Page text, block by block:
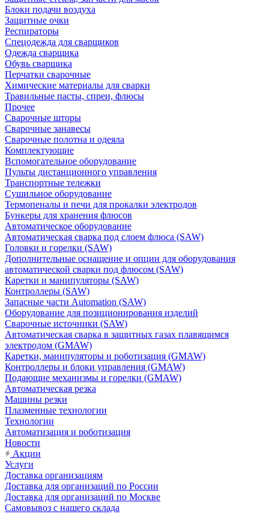
Блоки подачи воздуха
Защитные очки
Респираторы
Спецодежда для сварщиков
Одежда сварщика
Обувь сварщика
Перчатки сварочные
Химические материалы для сварки
Травильные пасты, спреи, флюсы
Прочее
Сварочные шторы
Сварочные занавесы
Сварочные полотна и одеяла
Комплектующие
Вспомогательное оборудование
Пульты дистанционного управления
Транспортные тележки
Сушильное оборудование
Термопеналы и печи для прокалки электродов
Бункеры для хранения флюсов
Автоматическое оборудование
Автоматическая сварка под слоем флюса (SAW)
Головки и горелки (SAW)
Дополнительные оснащение и опции для оборудования
автоматической сварки под флюсом (SAW)
Каретки и манипуляторы (SAW)
Контроллеры (SAW)
Запасные части Automation (SAW)
Оборудование для позиционирования изделий
Сварочные источники (SAW)
Автоматическая сварка в защитных газах плавящимся
электродом (GMAW)
Каретки, манипуляторы и роботизация (GMAW)
Контроллеры и блоки управления (GMAW)
Подающие механизмы и горелки (GMAW)
Автоматическая резка
Машины резки
Плазменные технологии
Технологии
Автоматизация и роботизация
Новости
Акции
Услуги
Доставка организациям
Доставка для организаций по России
Доставка для организаций по Москве
Самовывоз с нашего склада